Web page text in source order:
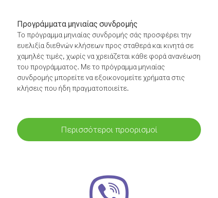
Προγράμματα μηνιαίας συνδρομής
Το πρόγραμμα μηνιαίας συνδρομής σάς προσφέρει την
ευελιξία διεθνών κλήσεων προς σταθερά και κινητά σε
χαμηλές τιμές, χωρίς να χρειάζεται κάθε φορά ανανέωση
του προγράμματος. Με το πρόγραμμα μηνιαίας
συνδρομής μπορείτε να εξοικονομείτε χρήματα στις
κλήσεις που ήδη πραγματοποιείτε.
Περισσότεροι προορισμοί